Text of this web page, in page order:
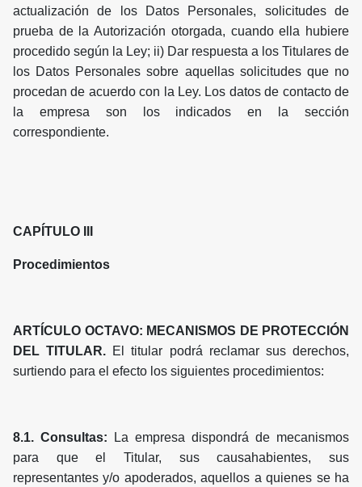
actualización de los Datos Personales, solicitudes de
prueba de la Autorización otorgada, cuando ella hubiere
procedido según la Ley; ii) Dar respuesta a los Titulares de
los Datos Personales sobre aquellas solicitudes que no
procedan de acuerdo con la Ley. Los datos de contacto de
la empresa son los indicados en la sección
correspondiente.
CAPÍTULO III
Procedimientos
ARTÍCULO OCTAVO: MECANISMOS DE PROTECCIÓN
DEL TITULAR. El titular podrá reclamar sus derechos,
surtiendo para el efecto los siguientes procedimientos:
8.1. Consultas:
La empresa dispondrá de mecanismos
para que el Titular, sus causahabientes, sus
representantes y/o apoderados, aquellos a quienes se ha